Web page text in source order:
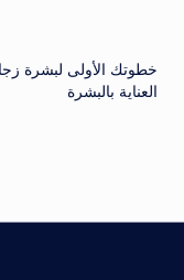
خطوتك الأولى لبشرة
العناية بالبشرة